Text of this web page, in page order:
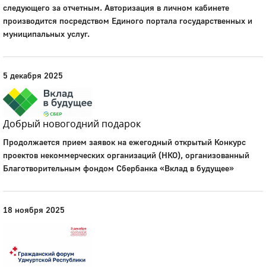
следующего за отчетным. Авторизация в личном кабинете
производится посредством Единого портала государственных и
муниципальных услуг.
5 декабря 2025
Добрый новогодний подарок
Продолжается прием заявок на ежегодный открытый Конкурс
проектов некоммерческих организаций (НКО), организованный
Благотворительным фондом Сбербанка «Вклад в будущее»
18 ноября 2025